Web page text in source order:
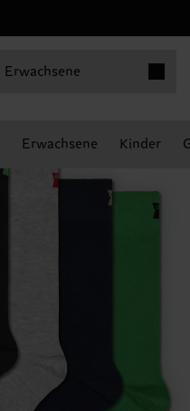
Erwachsene
Erwachsene Kinder